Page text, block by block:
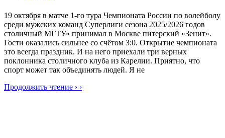
19 октября в матче 1-го тура Чемпионата России по волейболу
среди мужских команд Суперлиги сезона 2025/2026 годов
столичный МГТУ» принимал в Москве питерский «Зенит».
Гости оказались сильнее со счётом 3:0. Открытие чемпионата
это всегда праздник. И на него приехали три верных
поклонника столичного клуба из Карелии. Приятно, что
спорт может так объединять людей. Я не
Продолжить чтение › ›